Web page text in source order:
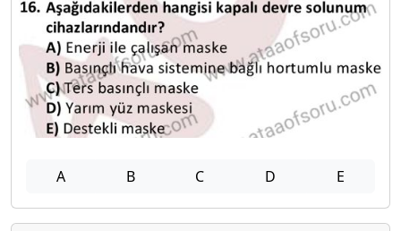
A B C D E